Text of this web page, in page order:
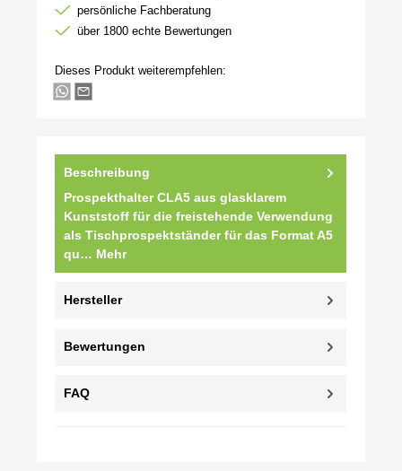
persönliche Fachberatung
über 1800 echte Bewertungen
Dieses Produkt weiterempfehlen:
Beschreibung
Prospekthalter CLA5 aus glasklarem
Kunststoff für die freistehende Verwendung
als Tischprospektständer für das Format A5
qu… Mehr
Hersteller
Bewertungen
FAQ